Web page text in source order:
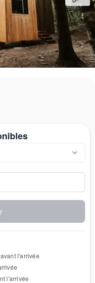
l'arrivée
l'arrivée